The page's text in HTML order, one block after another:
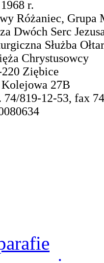
r.
Różaniec, Grupa
Dwóch Serc
Służba
Chrystusowcy
Ziębice
27B
74/819-12-53, fax